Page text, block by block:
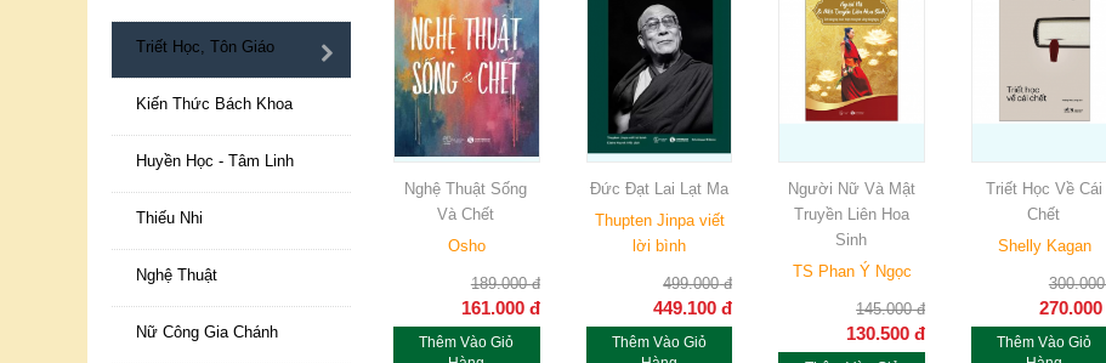
Triết Học, Tôn Giáo
Kiến Thức Bách Khoa
Huyền Học - Tâm Linh
Thiếu Nhi
Nghệ Thuật
Nữ Công Gia Chánh
Nghệ Thuật Sống
Và Chết
Osho
189.000 đ
161.000 đ
Thêm Vào Giỏ
Đức Đạt Lai Lạt Ma
Thupten Jinpa viết
lời bình
499.000 đ
449.100 đ
Thêm Vào Giỏ
Người Nữ Và Mật
Truyền Liên Hoa
Sinh
TS Phan Ý Ngọc
145.000 đ
130.500 đ
Triết Học Về Cái
Chết
Shelly Kagan
300.000
270.000
Thêm Vào Giỏ